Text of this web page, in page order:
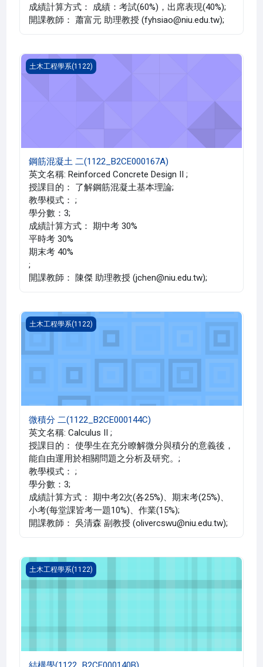
成績計算方式： 成績：考試(60%)，出席表現(40%);
開課教師： 蕭富元 助理教授 (fyhsiao@niu.edu.tw);
鋼筋混凝土 二(1122_B2CE000167A)
土木工程學系(1122)
鋼筋混凝土 二(1122_B2CE000167A)
英文名稱: Reinforced Concrete Design II ;
授課目的： 了解鋼筋混凝土基本理論;
教學模式： ;
學分數：3;
成績計算方式： 期中考 30%
平時考 30%
期末考 40%
;
開課教師： 陳傑 助理教授 (jchen@niu.edu.tw);
微積分 二(1122_B2CE000144C)
土木工程學系(1122)
微積分 二(1122_B2CE000144C)
英文名稱: Calculus II ;
授課目的： 使學生在充分瞭解微分與積分的意義後，
能自由運用於相關問題之分析及研究。;
教學模式： ;
學分數：3;
成績計算方式： 期中考2次(各25%)、期末考(25%)、
小考(每堂課皆考一題10%)、作業(15%);
開課教師： 吳清森 副教授 (olivercswu@niu.edu.tw);
結構學(1122_B2CE000140B)
土木工程學系(1122)